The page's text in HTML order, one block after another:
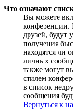
Что означают
Вы можете
конференции.
друзей, будут
получения
находятся ли
личных
также могут
стилем
в список
сообщения
Вернуться к